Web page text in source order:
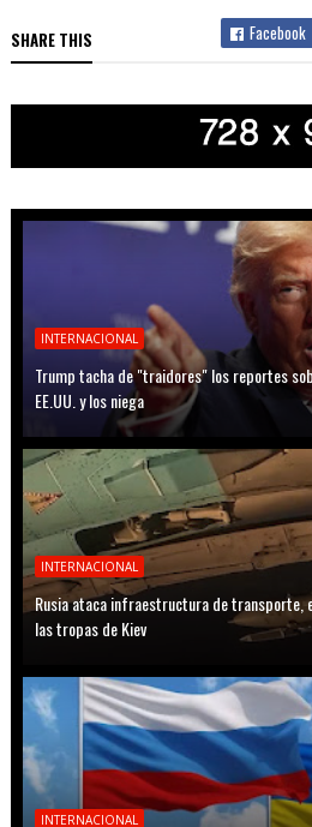
SHARE THIS Facebook
INTERNACIONAL
Trump tacha de "traidores" los reportes
EE.UU. y los niega
INTERNACIONAL
Rusia ataca infraestructura de transporte,
las tropas de Kiev
INTERNACIONAL